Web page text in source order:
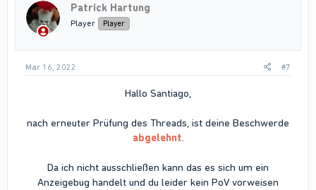
Patrick Hartung
Player Player
Mar 16, 2022 #7
Hallo Santiago,
nach erneuter Prüfung des Threads, ist deine Beschwerde
abgelehnt.
Da ich nicht ausschließen kann das es sich um ein
Anzeigebug handelt und du leider kein PoV vorweisen